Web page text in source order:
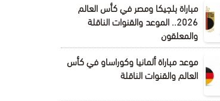
مباراة بلجيكا ومصر في كأس العالم
2026.. الموعد والقنوات الناقلة
والمعلقون
موعد مباراة ألمانيا وكوراساو في كأس
العالم والقنوات الناقلة